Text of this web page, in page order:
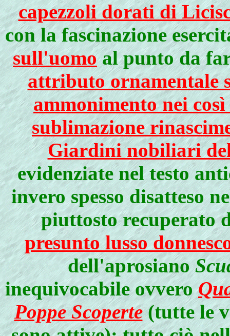
capezzoli dorati di
con la fascinazione
sull'uomoal punto da
attributo ornamentale
ammonimento nei
sublimazione
Giardini nobiliari
evidenziate nel testo
invero spesso disatteso
piuttosto recuperato
presunto lusso
dell'aprosiano
inequivocabile ovvero
Poppe Scoperte(tutte le